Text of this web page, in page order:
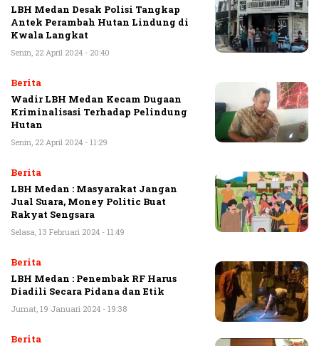
LBH Medan Desak Polisi Tangkap
Antek Perambah Hutan Lindung di
Kwala Langkat
Senin, 22 April 2024 - 20:40
Berita
Wadir LBH Medan Kecam Dugaan
Kriminalisasi Terhadap Pelindung
Hutan
Senin, 22 April 2024 - 11:29
Berita
LBH Medan : Masyarakat Jangan
Jual Suara, Money Politic Buat
Rakyat Sengsara
Selasa, 13 Februari 2024 - 11:49
Berita
LBH Medan : Penembak RF Harus
Diadili Secara Pidana dan Etik
Jumat, 19 Januari 2024 - 19:38
Berita